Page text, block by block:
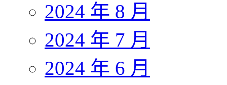
2024 年 8 月
2024 年 7 月
2024 年 6 月